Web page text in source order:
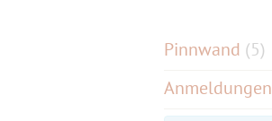
Pinnwand (5)
Anmeldungen